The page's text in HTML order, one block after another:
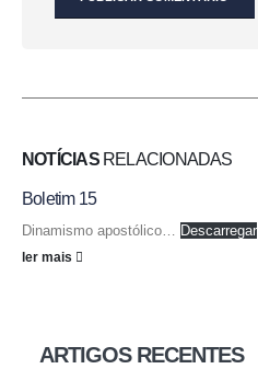
NOTÍCIASRELACIONADAS
Boletim 15
Dinamismo apostólico… Descarregar
ler mais
ARTIGOS RECENTES